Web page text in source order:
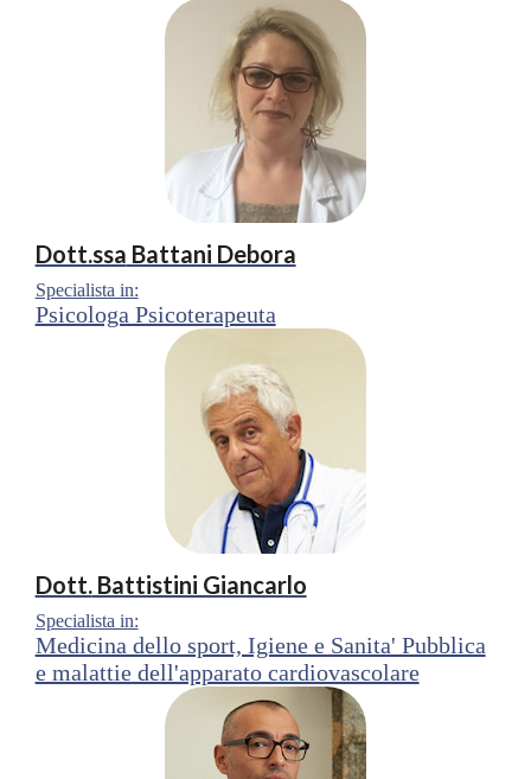
Dott.ssa Battani Debora
Specialista in:
Psicologa Psicoterapeuta
Dott.Battistini Giancarlo
Specialista in:
Medicina dello sport, Igiene e Sanita' Pubblica
e malattie dell'apparato cardiovascolare